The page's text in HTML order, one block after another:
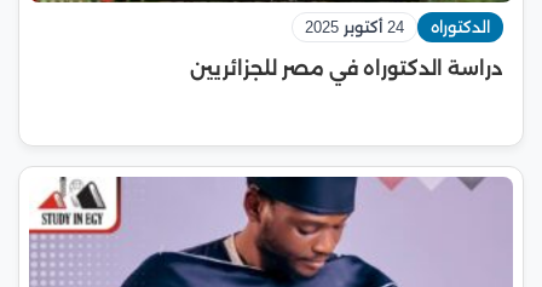
الدكتوراه 24 أكتوبر 2025
دراسة الدكتوراه في مصر للجزائريين